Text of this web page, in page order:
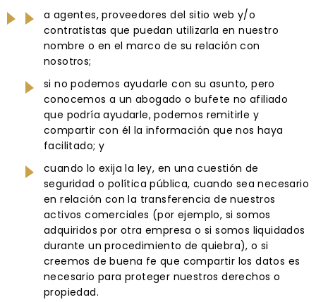
a agentes, proveedores del sitio web y/o
contratistas que puedan utilizarla en nuestro
nombre o en el marco de su relación con
nosotros;
si no podemos ayudarle con su asunto, pero
conocemos a un abogado o bufete no afiliado
que podría ayudarle, podemos remitirle y
compartir con él la información que nos haya
facilitado; y
cuando lo exija la ley, en una cuestión de
seguridad o política pública, cuando sea necesario
en relación con la transferencia de nuestros
activos comerciales (por ejemplo, si somos
adquiridos por otra empresa o si somos liquidados
durante un procedimiento de quiebra), o si
creemos de buena fe que compartir los datos es
necesario para proteger nuestros derechos o
propiedad.